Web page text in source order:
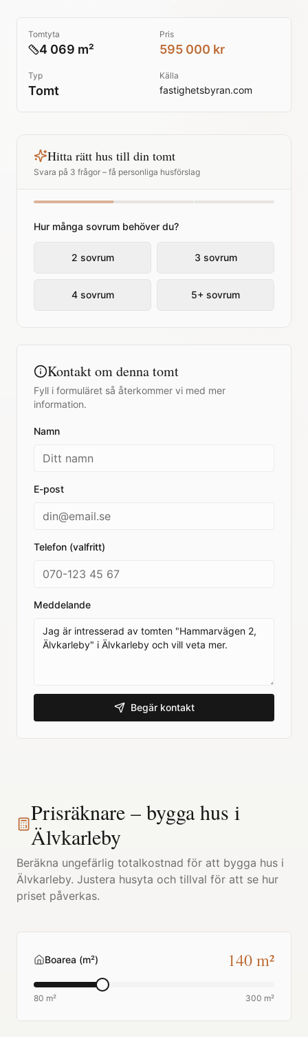
Tomtyta
4 069 m²
Pris
595 000 kr
Typ
Tomt
Källa
fastighetsbyran.com
Hitta rätt hus till din tomt
Svara på 3 frågor – få personliga husförslag
Hur många sovrum behöver du?
2 sovrum 3 sovrum
4 sovrum 5+ sovrum
Kontakt om denna tomt
Fyll i formuläret så återkommer vi med mer
information.
Namn
E-post
Telefon (valfritt)
Meddelande
Begär kontakt
Prisräknare – bygga hus i
Älvkarleby
Beräkna ungefärlig totalkostnad för att bygga hus i
Älvkarleby. Justera husyta och tillval för att se hur
priset påverkas.
Boarea (m²) 140m²
80 m² 300 m²